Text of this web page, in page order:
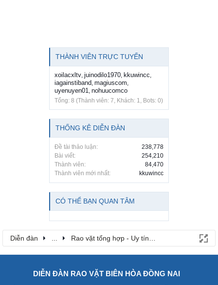
THÀNH VIÊN TRỰC TUYẾN
xoilacxltv juinodilo1970 kkuwincc
iagainstiband magiuscom
uyenuyen01 nohuucomco
Tổng: 8 (Thành viên: 7, Khách: 1, Bots: 0)
THỐNG KÊ DIỄN ĐÀN
Đề tài thảo luận:
238,778
Bài viết:
254,210
Thành viên:
84,470
Thành viên mới nhất:
kkuwincc
CÓ THỂ BẠN QUAN TÂM
Diễn đàn Rao vặt tổng hợp - Uy tín - Miễn phí
DIỄN ĐÀN RAO VẶT BIÊN HÒA ĐỒNG NAI